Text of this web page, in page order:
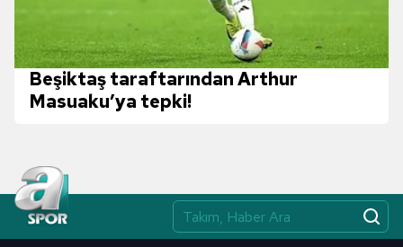
Beşiktaş taraftarından Arthur
Masuaku’ya tepki!